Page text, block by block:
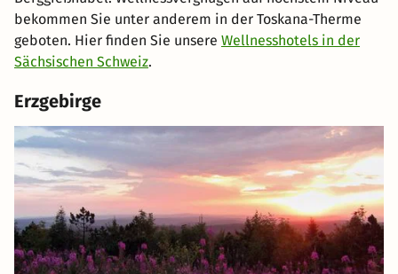
bekommen Sie unter anderem in der Toskana-Therme
geboten. Hier finden Sie unsere Wellnesshotels in der
Sächsischen Schweiz.
Erzgebirge